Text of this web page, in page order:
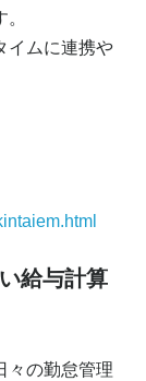
イムに連携や
給与計算
々の勤怠管理